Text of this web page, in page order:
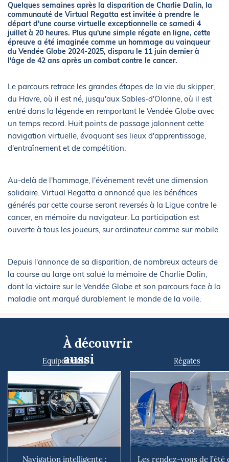
Quelques semaines après la disparition de Charlie Dalin, la
communauté de Virtual Regatta est invitée à prendre le
départ d'une course virtuelle exceptionnelle ce samedi 4
juillet à 20 heures. Plus qu'une simple régate en ligne, cette
épreuve a été imaginée comme un hommage au vainqueur
du Vendée Globe 2024-2025, disparu le 11 juin dernier à
l'âge de 42 ans après un combat contre le cancer.
Le parcours retrace les grandes étapes de la vie du skipper,
du Havre, où il est né, jusqu'aux Sables-d'Olonne, où il est
entré dans la légende en remportant le Vendée Globe avec
un temps record. Huit points de passage jalonnent cette
navigation virtuelle, évoquant ses lieux d'apprentissage,
d'entraînement et de compétition.
Au-delà de l'hommage, l'événement revêt une dimension
solidaire. Virtual Regatta a annoncé que les bénéfices
générés par cette course seront reversés à la Ligue contre le
cancer, en mémoire du navigateur. La participation est
ouverte à tous les joueurs, sur ordinateur comme sur mobile.
Depuis l'annonce de sa disparition, de nombreux acteurs de
la course au large ont salué la mémoire de Charlie Dalin,
dont la victoire sur le Vendée Globe et son parcours face à la
maladie ont marqué durablement le monde de la voile.
À découvrir
aussi
Equipements
Navigation intelligente :
Régates
Les rendez-vous de l’été